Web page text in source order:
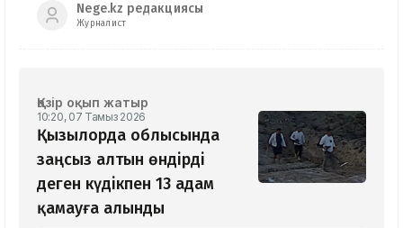
Nege.kz редакциясы
Журналист
Қазір оқып жатыр
10:20, 07 Тамыз 2026
Қызылорда облысында
заңсыз алтын өндірді
деген күдікпен 13 адам
қамауға алынды